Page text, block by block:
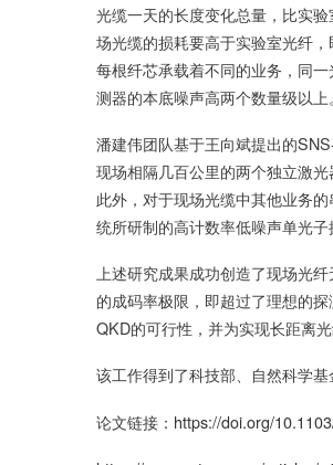
光缆一天的长度变化总量，比实
场光缆的损耗要高于实验室光纤
每根纤芯承载着不同的业务，同
测器的本底噪声高两个数量级以上。
潘建伟团队基于王向斌提出的
现场相隔几百公里的两个独立激
此外，对于现场光缆中其他业务
统所研制的高计数率低噪声单光
上述研究成果成功创造了现场光
的成码率极限，即超过了理想的
QKD的可行性，并为实现长距离光
该工作得到了科技部、自然科学
论文链接： https://doi.org/